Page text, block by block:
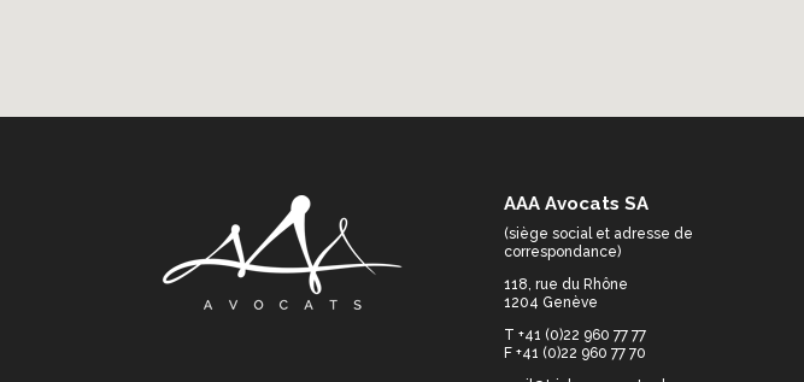
AAA Avocats SA
(siège social et adresse de
correspondance)
118, rue du Rhône
1204 Genève
T +41 (0)22 960 77 77
F +41 (0)22 960 77 70